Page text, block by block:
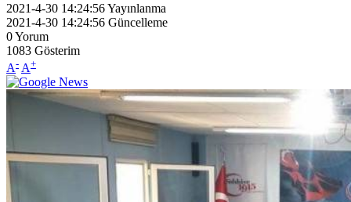
2021-4-30 14:24:56Yayınlanma
2021-4-30 14:24:56 Güncelleme
0Yorum
1083 Gösterim
A- A+